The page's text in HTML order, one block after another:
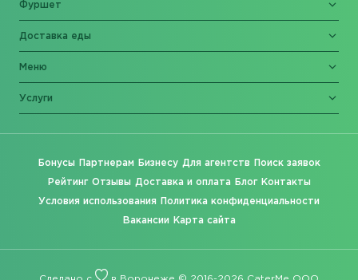
Фуршет
Доставка еды
Меню
Услуги
Бонусы Партнерам Бизнесу Для агентств Поиск заявок
Рейтинг Отзывы Доставка и оплата Блог Контакты
Условия использования Политика конфиденциальности
Вакансии Карта сайта